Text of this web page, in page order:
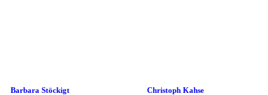
Barbara Stöckigt Christoph Kahse